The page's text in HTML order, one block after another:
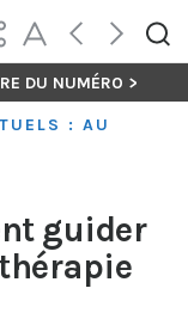
DU NUMÉRO >
: AU
guider